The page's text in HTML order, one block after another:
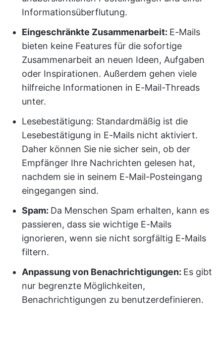
Informationsüberflutung.
Eingeschränkte Zusammenarbeit: E-Mails
bieten keine Features für die sofortige
Zusammenarbeit an neuen Ideen, Aufgaben
oder Inspirationen. Außerdem gehen viele
hilfreiche Informationen in E-Mail-Threads
unter.
Lesebestätigung: Standardmäßig ist die
Lesebestätigung in E-Mails nicht aktiviert.
Daher können Sie nie sicher sein, ob der
Empfänger Ihre Nachrichten gelesen hat,
nachdem sie in seinem E-Mail-Posteingang
eingegangen sind.
Spam: Da Menschen Spam erhalten, kann es
passieren, dass sie wichtige E-Mails
ignorieren, wenn sie nicht sorgfältig E-Mails
filtern.
Anpassung von Benachrichtigungen: Es gibt
nur begrenzte Möglichkeiten,
Benachrichtigungen zu benutzerdefinieren.